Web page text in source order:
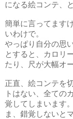
になる絵コンテ、
簡単に言ってます
いわけで。
やっぱり自分の思
とすると、カロリ
たり、尺が大幅オ
正直、絵コンテを
トはない、全ての
覚してしまいます。
ま、錯覚しないと